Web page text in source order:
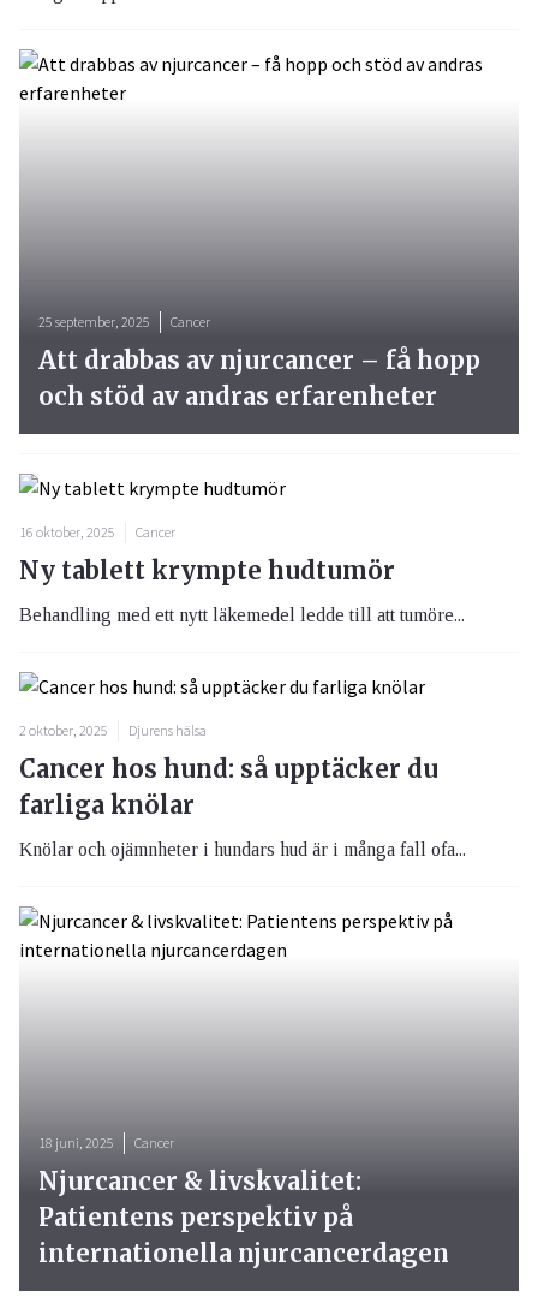
16 oktober, 2025 Cancer
Ny tablett krympte hudtumör
Behandling med ett nytt läkemedel ledde till att tumöre...
2 oktober, 2025 Djurens hälsa
Cancer hos hund: så upptäcker du
farliga knölar
Knölar och ojämnheter i hundars hud är i många fall ofa...
25 september, 2025 Cancer
Att drabbas av njurcancer – få hopp
och stöd av andras erfarenheter
18 juni, 2025 Cancer
Njurcancer & livskvalitet:
Patientens perspektiv på
internationella njurcancerdagen